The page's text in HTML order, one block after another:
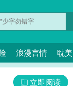
浪漫言情 耽
立即阅读